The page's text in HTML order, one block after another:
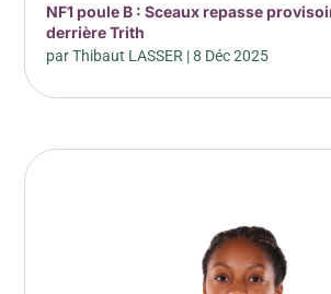
NF1 poule B : Sceaux repasse
derrière Trith
parThibaut LASSER |8 Déc 2025